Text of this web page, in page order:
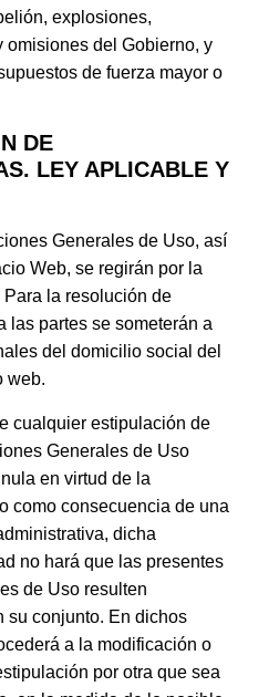
explosiones,
omisiones del Gobierno, y
de fuerza mayor o
DE
LEY APLICABLE Y
Generales de Uso, así
Web, se regirán por la
la resolución de
las partes se someterán a
del domicilio social del
web.
cualquier estipulación de
Generales de Uso
en virtud de la
como consecuencia de una
dicha
no hará que las presentes
de Uso resulten
su conjunto. En dichos
a la modificación o
por otra que sea